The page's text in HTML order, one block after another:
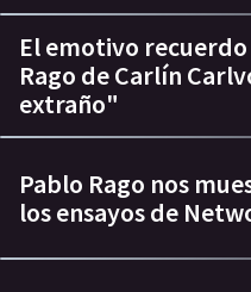
El emotivo
Rago de Carlín
extraño"
Pablo Rago nos
los ensayos de